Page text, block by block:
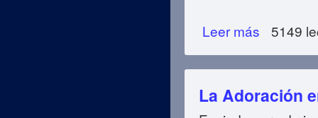
Leer más sobre El Islam
5149
La Adoración